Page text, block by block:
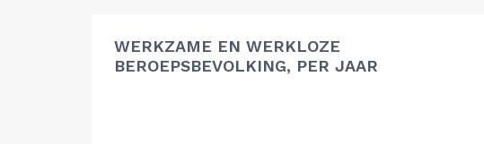
WERKZAME EN WERKLOZE
BEROEPSBEVOLKING, PER JAAR